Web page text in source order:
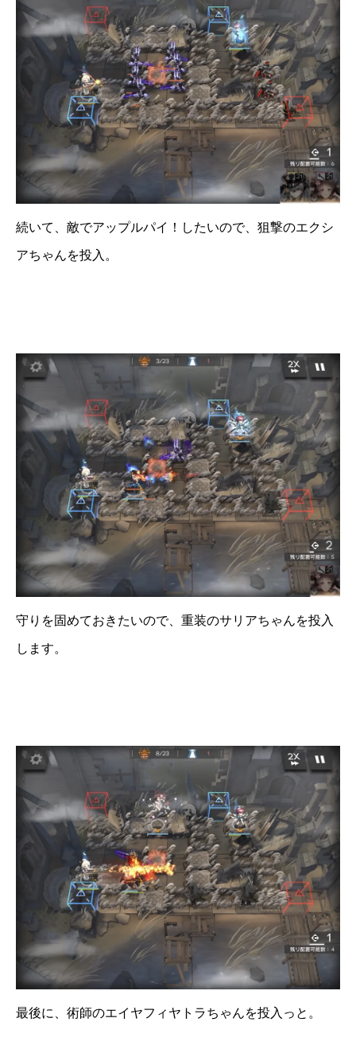
続いて、敵でアップルパイ！したいので、狙撃のエクシ
アちゃんを投入。
守りを固めておきたいので、重装のサリアちゃんを投入
します。
最後に、術師のエイヤフィヤトラちゃんを投入っと。